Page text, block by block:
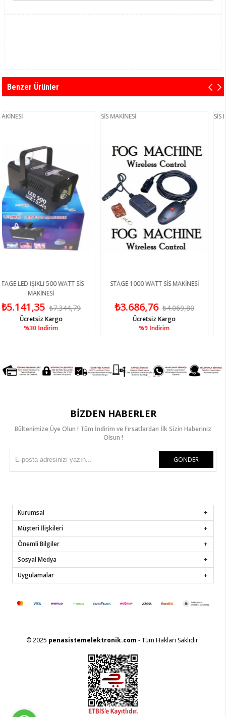
Benzer Ürünler
500 WATT SİS
₺7.344,79
Kargo
STAGE 1000 WATT SİS MAKİNESİ
₺3.686,76 ₺4.069,80
Ücretsiz Kargo
STAGE JL LED
BIZDEN HABERLER
Bültenimize Üye Olun ! Tüm İndirim ve Fırsatlardan İlk Sizin Haberiniz
Olsun !
GÖNDER
Kurumsal
Müşteri İlişkileri
Önemli Bilgiler
Sosyal Medya
Uygulamalar
© 2025 penasistemelektronik.com - Tüm Hakları Saklıdır.